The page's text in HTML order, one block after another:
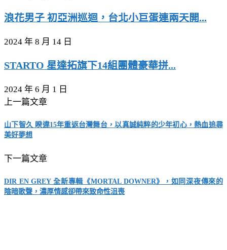
浪花男子 初亞洲巡迴，台北小巨蛋連兩天開...
2024 年 8 月 14 日
STARTO 星達拓旗下14組團體豪華拼...
2024 年 6 月 1 日
上一篇文章
山下智久 睽違15年重返台灣舞台，以真誠純粹的少年初心，熱血追尋
美好夢想
下一篇文章
DIR EN GREY 全新專輯《MORTAL DOWNER》，如同深夜傳來的
陰暗歌聲，濃厚情感卻帶來致命性沮喪